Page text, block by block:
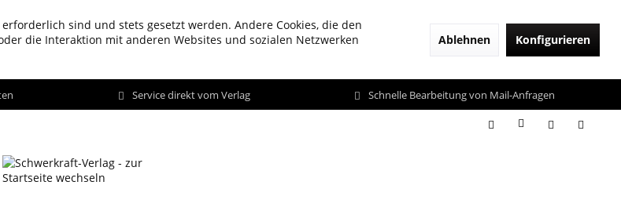
sind und stets gesetzt werden. Andere Cookies, die den
die Interaktion mit anderen Websites und sozialen Netzwerken
Ablehnen Konfigurieren
Service direkt vom Verlag Schnelle Bearbeitung von Mail-Anfragen